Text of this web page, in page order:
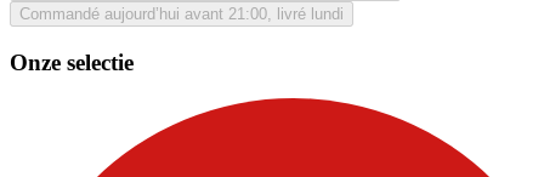
Commandé aujourd’hui avant 21:00, livré lundi
Onze selectie